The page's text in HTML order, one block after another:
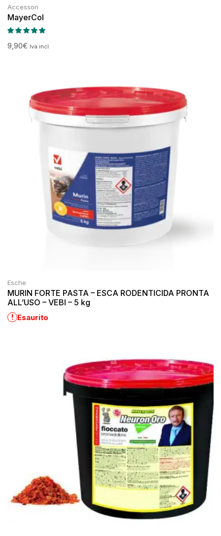
Accessori
MayerCol
9,90€ Iva incl.
Esche
MURIN FORTE PASTA – ESCA RODENTICIDA PRONTA
ALL’USO – VEBI – 5 kg
! Esaurito